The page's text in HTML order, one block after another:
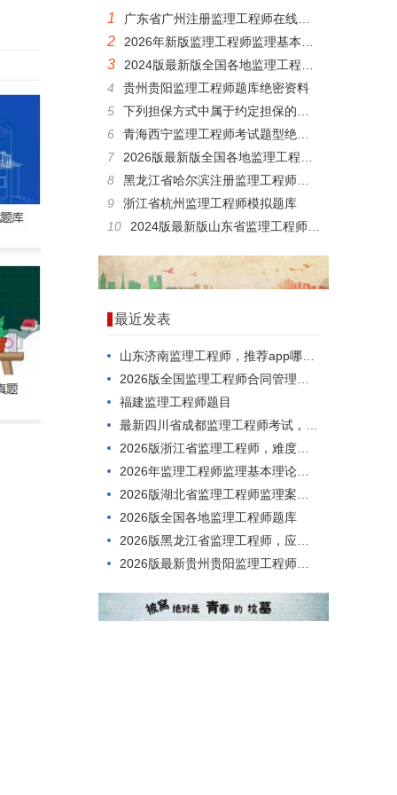
1 广东省广州注册监理工程师在线考核题目
2 2026年新版监理工程师监理基本理论与相关法规，刷题有哪些app?
3
2024版最新版全国各地监理工程师测试，难度高不高？
4
贵州贵阳监理工程师题库绝密资料
5
下列担保方式中属于约定担保的是()。
6
青海西宁监理工程师考试题型绝密题库
7
2026版最新版全国各地监理工程师合同管理考题
8
黑龙江省哈尔滨注册监理工程师考核试题
9
浙江省杭州监理工程师模拟题库
10
2024版最新版山东省监理工程师质量投资进度控制在线模拟考试历年真题
最近发表
山东济南监理工程师，推荐app哪个好？
2026版全国监理工程师合同管理在线考试，应该怎么考？
福建监理工程师题目
最新四川省成都监理工程师考试，你考过了吗？
2026版浙江省监理工程师，难度如何？
2026年监理工程师监理基本理论与相关法规，适用范围有哪些？
2026版湖北省监理工程师监理案例分析考前练习题
2026版全国各地监理工程师题库
2026版黑龙江省监理工程师，应该怎么考？
2026版最新贵州贵阳监理工程师在线模拟考试历年真题